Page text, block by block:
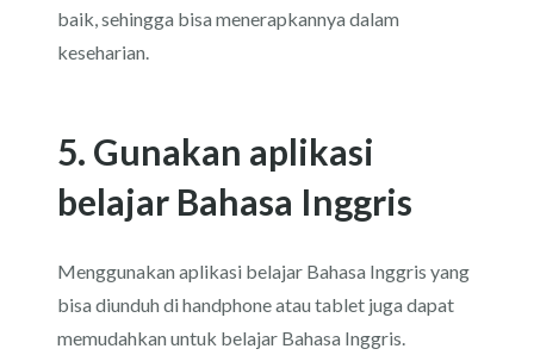
baik, sehingga bisa menerapkannya dalam
keseharian.
5. Gunakan aplikasi
belajar Bahasa Inggris
Menggunakan aplikasi belajar Bahasa Inggris yang
bisa diunduh di handphone atau tablet juga dapat
memudahkan untuk belajar Bahasa Inggris.